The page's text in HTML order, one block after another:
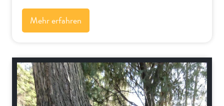
Mehr erfahren
Alpenflora